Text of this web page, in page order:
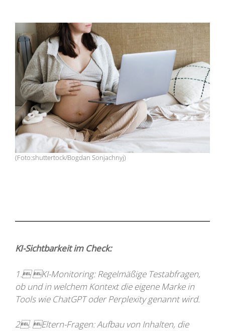
(Foto:shuttertock/Bogdan Sonjachnyj)
KI-Sichtbarkeit im Check:
1. KI-Monitoring: Regelmäßige Testabfragen,
ob und in welchem Kontext die eigene Marke in
Tools wie ChatGPT oder Perplexity genannt wird.
2. Eltern-Fragen: Aufbau von Inhalten, die